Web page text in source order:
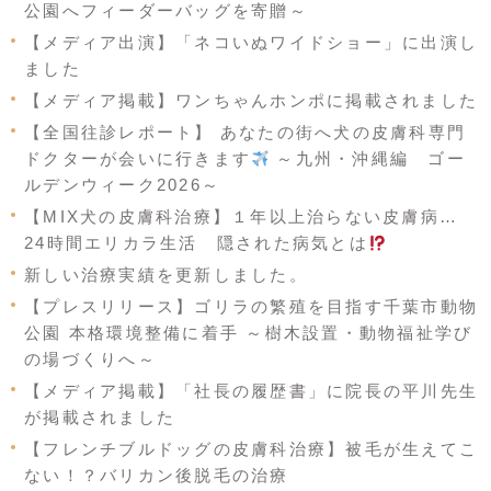
公園へフィーダーバッグを寄贈～
【メディア出演】「ネコいぬワイドショー」に出演し
ました
【メディア掲載】ワンちゃんホンポに掲載されました
【全国往診レポート】 あなたの街へ犬の皮膚科専門
ドクターが会いに行きます
～九州・沖縄編 ゴー
ルデンウィーク2026～
【MIX犬の皮膚科治療】１年以上治らない皮膚病…
24時間エリカラ生活 隠された病気とは
新しい治療実績を更新しました。
【プレスリリース】ゴリラの繁殖を目指す千葉市動物
公園 本格環境整備に着手 ～樹木設置・動物福祉学び
の場づくりへ～
【メディア掲載】「社長の履歴書」に院長の平川先生
が掲載されました
【フレンチブルドッグの皮膚科治療】被毛が生えてこ
ない！？バリカン後脱毛の治療